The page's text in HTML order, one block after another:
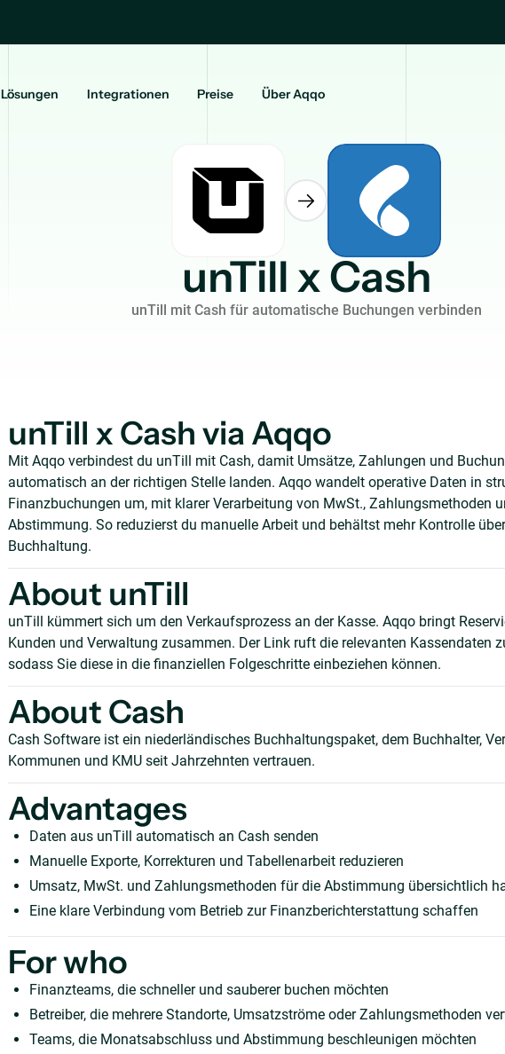
Lösungen Integrationen Preise Über Aqqo
unTill x Cash
unTill mit Cash für automatische Buchungen verbinden
unTill x Cash via Aqqo
Mit Aqqo verbindest du unTill mit Cash, damit Umsätze, Zahlungen und
automatisch an der richtigen Stelle landen. Aqqo wandelt operative Daten in
Finanzbuchungen um, mit klarer Verarbeitung von MwSt., Zahlungsmethoden
Abstimmung. So reduzierst du manuelle Arbeit und behältst mehr Kontrolle
Buchhaltung.
About unTill
unTill kümmert sich um den Verkaufsprozess an der Kasse. Aqqo bringt
Kunden und Verwaltung zusammen. Der Link ruft die relevanten Kassendaten
sodass Sie diese in die finanziellen Folgeschritte einbeziehen können.
About Cash
Cash Software ist ein niederländisches Buchhaltungspaket, dem Buchhalter,
Kommunen und KMU seit Jahrzehnten vertrauen.
Advantages
Daten aus unTill automatisch an Cash senden
Manuelle Exporte, Korrekturen und Tabellenarbeit reduzieren
Umsatz, MwSt. und Zahlungsmethoden für die Abstimmung übersichtlich
Eine klare Verbindung vom Betrieb zur Finanzberichterstattung schaffen
For who
Finanzteams, die schneller und sauberer buchen möchten
Betreiber, die mehrere Standorte, Umsatzströme oder Zahlungsmethoden
Teams, die Monatsabschluss und Abstimmung beschleunigen möchten